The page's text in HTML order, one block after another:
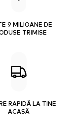
9 MILIOANE DE
TRIMISE
RAPIDĂ LA TINE
ACASĂ